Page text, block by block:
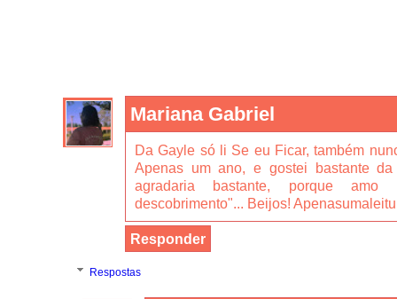
Mariana Gabriel
Da Gayle só li Se eu Ficar, também
Apenas um ano, e gostei bastante
agradaria bastante, porque
descobrimento"... Beijos!
Responder
Respostas